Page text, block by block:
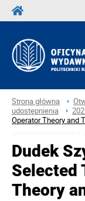
Strona główna
udostępnienia
Operator Theory and
Dudek
Selected
Theory